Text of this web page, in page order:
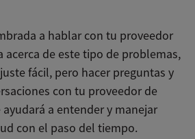
a hablar con tu proveedor
acerca de este tipo de problemas,
fácil, pero hacer preguntas y
con tu proveedor de
a entender y manejar
con el paso del tiempo.